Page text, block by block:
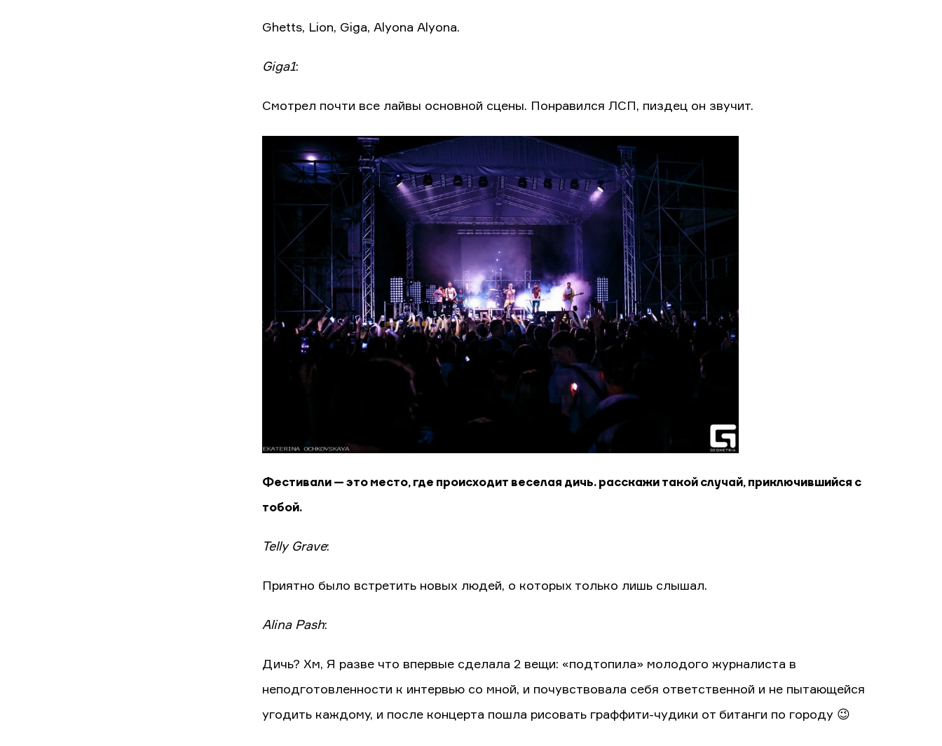
Ghetts, Lion, Giga, Alyona Alyona.
Giga1:
Смотрел почти все лайвы основной сцены. Понравился ЛСП, пиздец он звучит.
Фестивали — это место, где происходит веселая дичь. расскажи такой случай, приключившийся с
тобой.
Telly Grave:
Приятно было встретить новых людей, о которых только лишь слышал.
Alina Pash:
Дичь? Хм, Я разве что впервые сделала 2 вещи: «подтопила» молодого журналиста в
неподготовленности к интервью со мной, и почувствовала себя ответственной и не пытающейся
угодить каждому, и после концерта пошла рисовать граффити-чудики от битанги по городу 😉